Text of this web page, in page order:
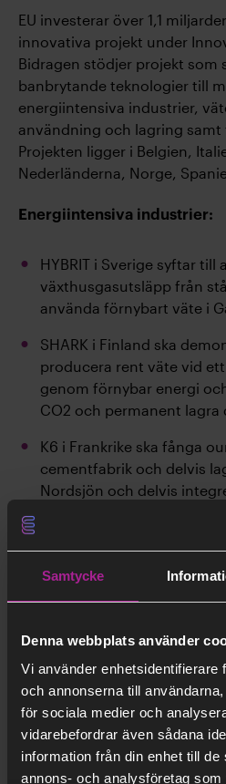
Samtycke
Denna webbplats använder
Vi använder enhetsidentifierare
och annonserna till
för sociala medier och
vidarebefordrar även sådana
information från din enhet till
annons- och analysföretag
EU investerar över 1,1
innovativa projekt under
Bidragen stödjer projekt som
banbrytande teknologier till
energiintensiva industrier,
användning och lagring samt
Projekten ligger i Belgien,
Nederländerna, Norge,
Energiintensiva industrier:
HYBRIT i Sverige syftar till
växthusgasutsläpp från
använda förnybart väte i
SHARK i Finland ska
producera rent väte vid
genom förnybar energi
CO2 och permanent lagra
K6 i Frankrike ska fånga
cementfabrik och delvis
Nordsjön och delvis
Kairos@C i Belgien ska
värdekedja för
lagring i Antwerpens
TANGO i Italien ska
för tillverkning av
solcellsmoduler i Catania.
ECOPLANTA i Spanien
icke‑återvinningsbart